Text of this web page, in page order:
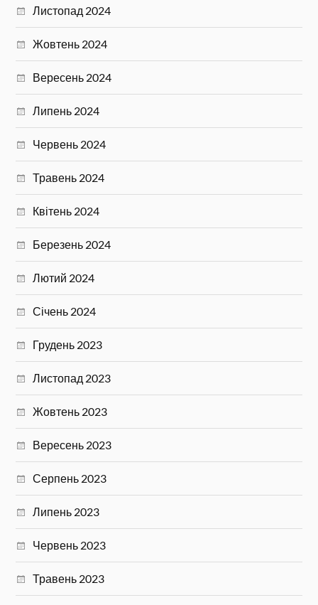
Листопад 2024
Жовтень 2024
Вересень 2024
Липень 2024
Червень 2024
Травень 2024
Квітень 2024
Березень 2024
Лютий 2024
Січень 2024
Грудень 2023
Листопад 2023
Жовтень 2023
Вересень 2023
Серпень 2023
Липень 2023
Червень 2023
Травень 2023